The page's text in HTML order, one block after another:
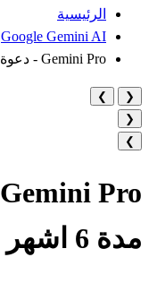
الرئيسية
Google Gemini AI
Gemini Pro - دعوة على ايميلك - مدة 6 اشهر
❮
❯
❮
❯
مدة 6 اشهر